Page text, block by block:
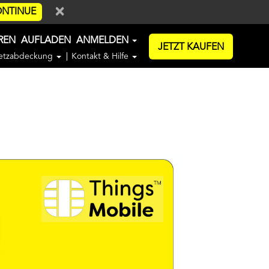
×
AUFLADEN ANMELDEN
Kontakt & Hilfe
JETZT KAUFEN